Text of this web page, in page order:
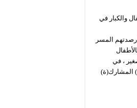
يساهم المسرح الوطني الجزائري في توفير محتويات فنية ومسرحية افتراضية عبر الشبكة؛ خاصة بالأطفال ‫والكبار في
المسر
خاصة بالأطفال
الصغير ، في
المشارك(ة)